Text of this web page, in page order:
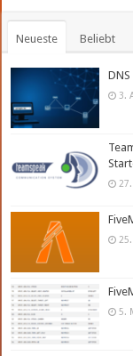
Neueste Beliebt
3.
5.